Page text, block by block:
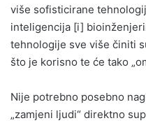
više sofisticirane
inteligencija [i]
tehnologije sve više činiti
što je korisno te će tako
Nije potrebno posebno
„zamjeni ljudi“ direktno